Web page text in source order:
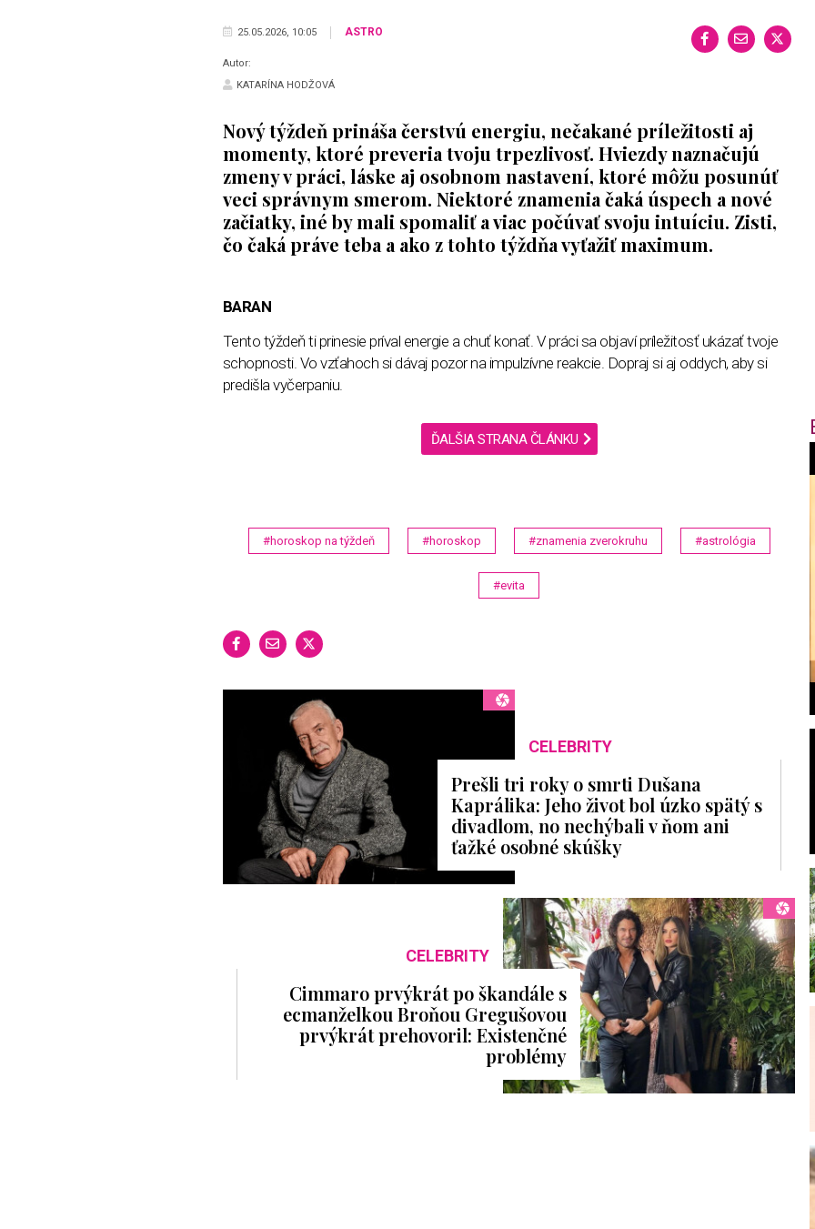
25.05.2026, 10:05 ASTRO
Autor:
KATARÍNA HODŽOVÁ
Nový týždeň prináša čerstvú energiu, nečakané príležitosti aj
momenty, ktoré preveria tvoju trpezlivosť. Hviezdy naznačujú
zmeny v práci, láske aj osobnom nastavení, ktoré môžu posunúť
veci správnym smerom. Niektoré znamenia čaká úspech a nové
začiatky, iné by mali spomaliť a viac počúvať svoju intuíciu. Zisti,
čo čaká práve teba a ako z tohto týždňa vyťažiť maximum.
BARAN
Tento týždeň ti prinesie príval energie a chuť konať. V práci sa objaví príležitosť ukázať tvoje
schopnosti. Vo vzťahoch si dávaj pozor na impulzívne reakcie. Dopraj si aj oddych, aby si
predišla vyčerpaniu.
ĎALŠIA STRANA ČLÁNKU
#horoskop na týždeň #horoskop #znamenia zverokruhu #astrológia
#evita
CELEBRITY
Prešli tri roky o smrti Dušana
Kaprálika: Jeho život bol úzko spätý s
divadlom, no nechýbali v ňom ani
ťažké osobné skúšky
CELEBRITY
Cimmaro prvýkrát po škandále s
ecmanželkou Broňou Gregušovou
prvýkrát prehovoril: Existenčné
problémy
f
u
s